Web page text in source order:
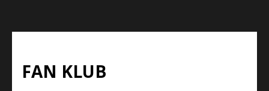
FAN KLUB